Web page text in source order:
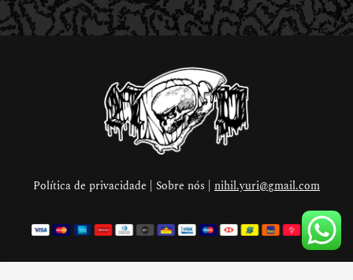
Política de privacidade | Sobre nós | nihil.yuri@gmail.com